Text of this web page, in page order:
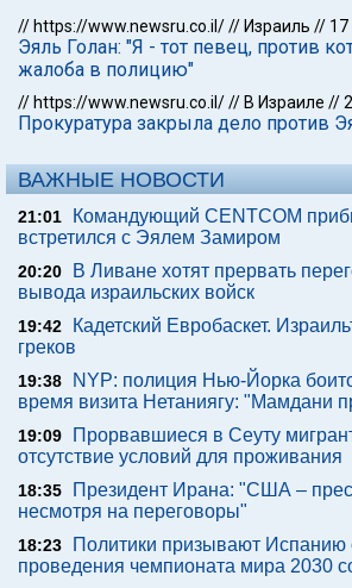
// https://www.newsru.co.il/// Израиль //
Эяль Голан: "Я - тот певец, против
жалоба в полицию"
// https://www.newsru.co.il/// В Израиле //
Прокуратура закрыла дело против
ВАЖНЫЕ НОВОСТИ
21:01
Командующий CENTCOM
встретился с Эялем Замиром
20:20
В Ливане хотят прервать
вывода израильских войск
19:42
Кадетский Евробаскет.
греков
19:38
NYP: полиция Нью-Йорка
время визита Нетаниягу: "Мамдани
19:09
Прорвавшиеся в Сеуту
отсутствие условий для проживания
18:35
Президент Ирана: "США –
несмотря на переговоры"
18:23
Политики призывают Испанию
проведения чемпионата мира 2030